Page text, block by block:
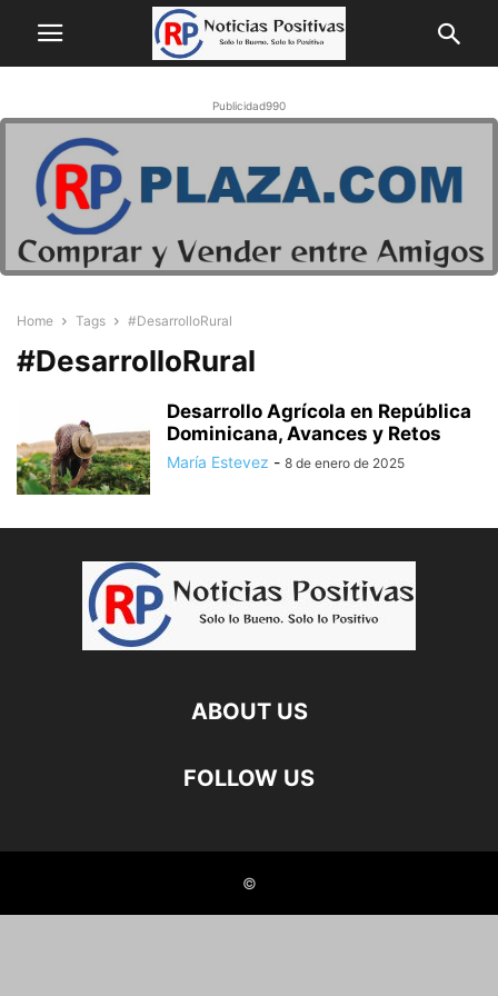
Publicidad990
Home Tags #DesarrolloRural
#DesarrolloRural
Desarrollo Agrícola en República
Dominicana, Avances y Retos
María Estevez - 8 de enero de 2025
ABOUT US
FOLLOW US
©